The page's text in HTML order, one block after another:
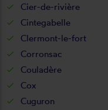
Cier-de-rivière
Cintegabelle
Clermont-le-fort
Corronsac
Couladère
Cox
Cuguron